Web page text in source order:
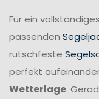
Für ein
passenden
rutschfeste
perfekt
Wetterlage.